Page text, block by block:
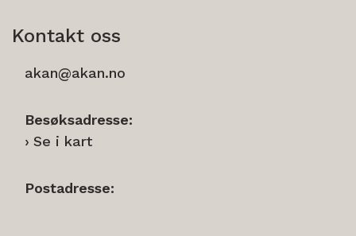
Kontakt oss
akan@akan.no
Besøksadresse:
Se i kart
Postadresse: